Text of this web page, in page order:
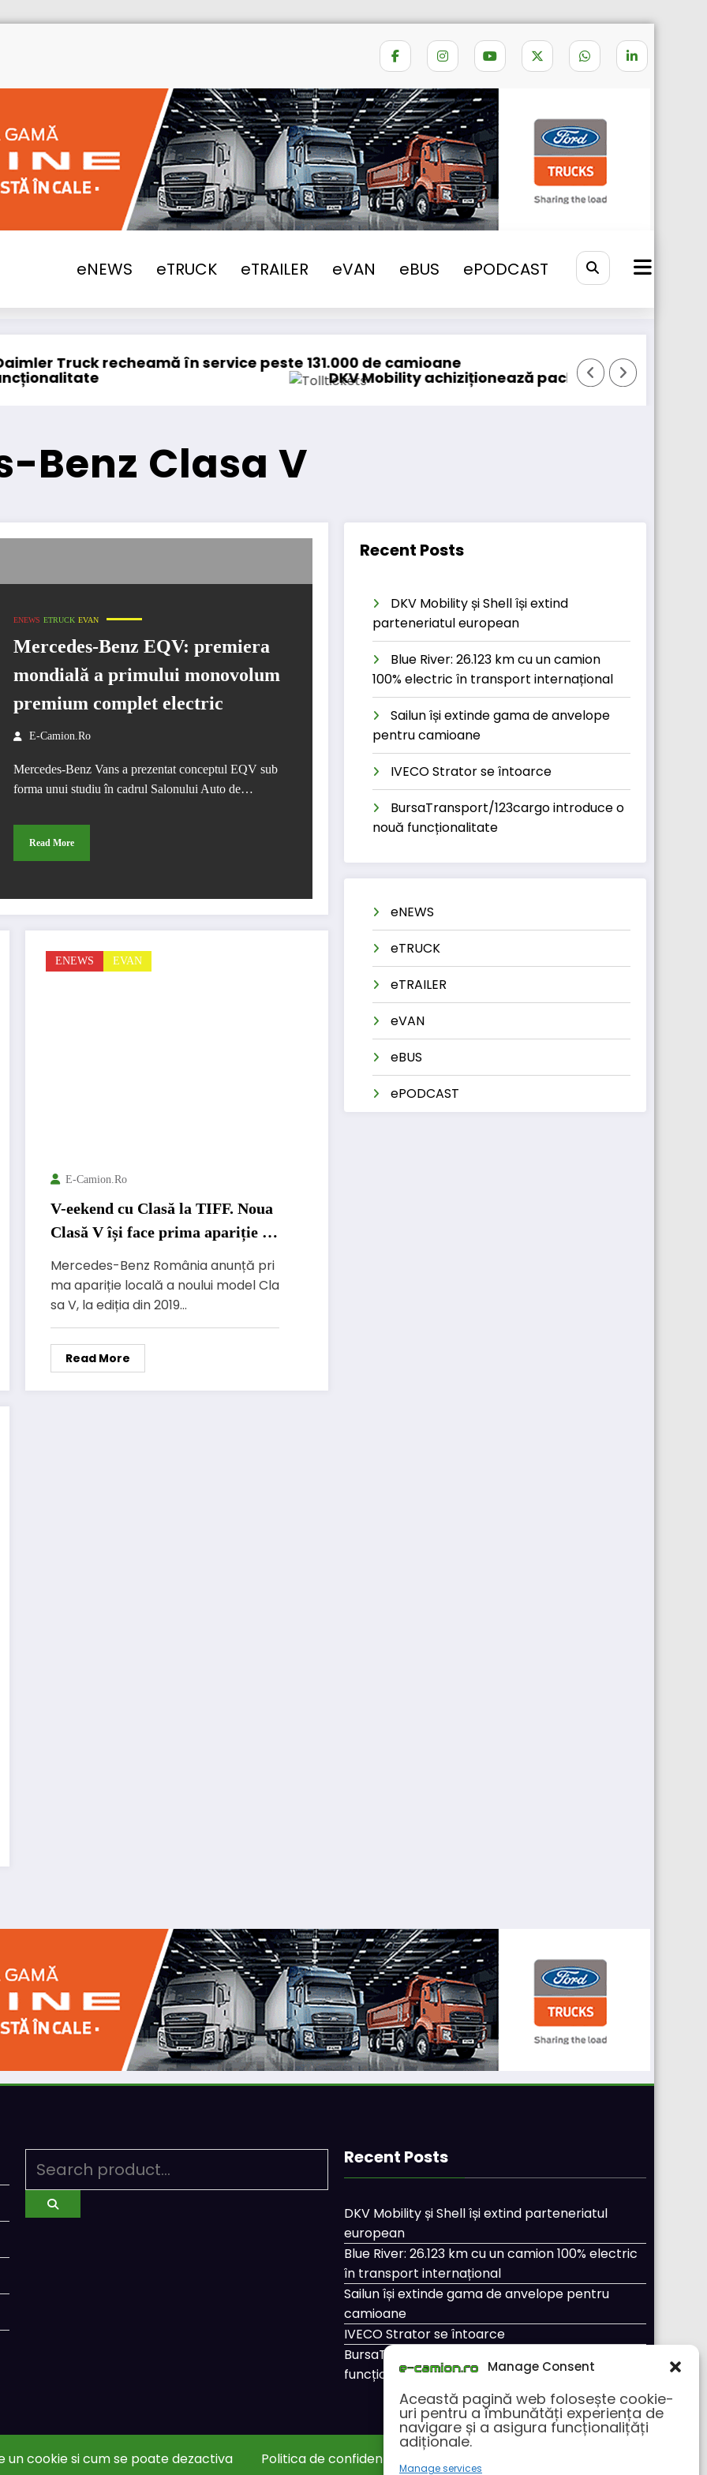
Manage Consent
Această pagină web folosește cookie-
uri pentru a îmbunătăți experiența de
navigare și a asigura funcționalițăți
adiționale.
Manage services
eNEWS eTRUCK eTRAILER eVAN eBUS ePODCAST
Mercedes-Benz Clasa V
în service peste 131.000 de camioane
DKV Mobility achiziționează pachetul majoritar de acțiuni la
Windrose intră în
Benz Clasa V
ENEWS ETRUCK EVAN
Mercedes-Benz EQV: premiera
mondială a primului monovolum
premium complet electric
E-Camion.ro
Mercedes-Benz Vans a prezentat conceptul EQV sub
forma unui studiu în cadrul Salonului Auto de…
Read More
ENEWS EVAN
E-Camion.ro
V-eekend cu Clasă la TIFF. Noua
Clasă V își face prima apariție în
Mercedes-Benz România anunță pri
ma apariție locală a noului model Cla
sa V, la ediția din 2019…
Read More
Recent Posts
DKV Mobility și Shell își extind
parteneriatul european
Blue River: 26.123 km cu un camion
100% electric în transport internațional
Sailun își extinde gama de anvelope
pentru camioane
IVECO Strator se întoarce
BursaTransport/123cargo introduce o
nouă funcționalitate
eNEWS
eTRUCK
eTRAILER
eVAN
eBUS
ePODCAST
Recent Posts
DKV Mobility și Shell își extind parteneriatul
european
Blue River: 26.123 km cu un camion 100% electric
în transport internațional
Sailun își extinde gama de anvelope pentru
camioane
IVECO Strator se întoarce
BursaTransport/123cargo introduce o nouă
funcționalitate
un cookie si cum se poate dezactiva Politica de confidentialitate